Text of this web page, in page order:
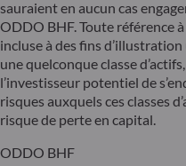
sauraient en aucun cas
ODDO BHF. Toute référence
incluse à des fins
une quelconque classe
l’investisseur potentiel de
risques auxquels ces classes
risque de perte en capital.
ODDO BHF